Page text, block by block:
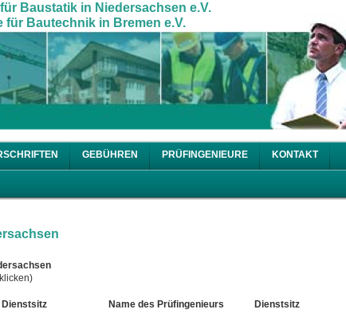
Baustatik in Niedersachsen e.V.
Bautechnik in Bremen e.V.
GEBÜHREN PRÜFINGENIEURE KONTAKT
Dienstsitz Name des Prüfingenieurs Dienstsitz